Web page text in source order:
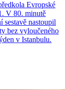
Evropské
V 80. minutě
nastoupil
bez vyloučeného
v Istanbulu.